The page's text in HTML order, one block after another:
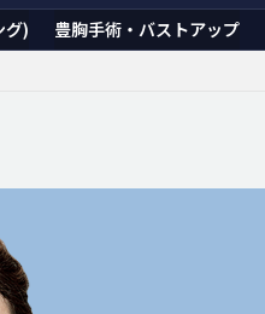
グ) 豊胸手術・バストアップ